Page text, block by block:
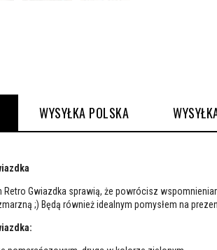
WYSYŁKA POLSKA
Gwiazdka sprawią, że powrócisz
;) Będą również idealnym pomysłem na